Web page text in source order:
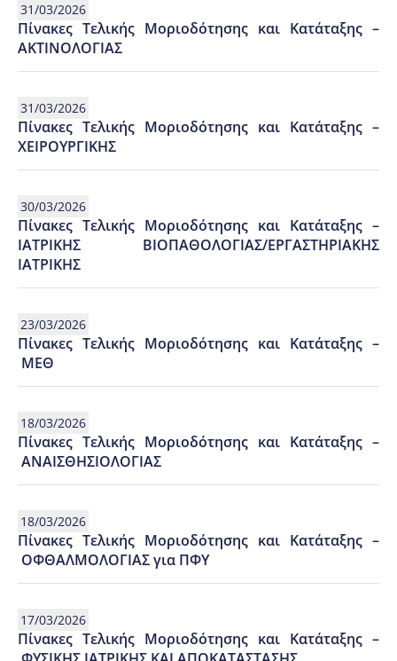
31/03/2026
Πίνακες Τελικής Μοριοδότησης και Κατάταξης –
ΑΚΤΙΝΟΛΟΓΙΑΣ
31/03/2026
Πίνακες Τελικής Μοριοδότησης και Κατάταξης –
ΧΕΙΡΟΥΡΓΙΚΗΣ
30/03/2026
Πίνακες Τελικής Μοριοδότησης και Κατάταξης –
ΙΑΤΡΙΚΗΣ ΒΙΟΠΑΘΟΛΟΓΙΑΣ/ΕΡΓΑΣΤΗΡΙΑΚΗΣ
ΙΑΤΡΙΚΗΣ
23/03/2026
Πίνακες Τελικής Μοριοδότησης και Κατάταξης –
ΜΕΘ
18/03/2026
Πίνακες Τελικής Μοριοδότησης και Κατάταξης –
ΑΝΑΙΣΘΗΣΙΟΛΟΓΙΑΣ
18/03/2026
Πίνακες Τελικής Μοριοδότησης και Κατάταξης –
ΟΦΘΑΛΜΟΛΟΓΙΑΣ για ΠΦΥ
17/03/2026
Πίνακες Τελικής Μοριοδότησης και Κατάταξης –